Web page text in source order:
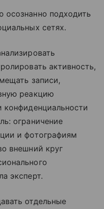
осознанно подходить
сетях.
активность,
записи,
реакцию
конфиденциальности
ограничение
и фотографиям
внешний круг
эксперт.
отдельные